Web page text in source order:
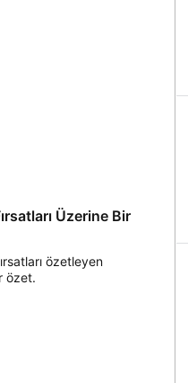
Üzerine Bir
özetleyen
özet.